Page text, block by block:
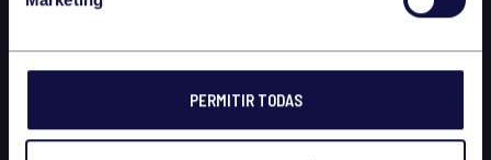
PERMITIR TODAS